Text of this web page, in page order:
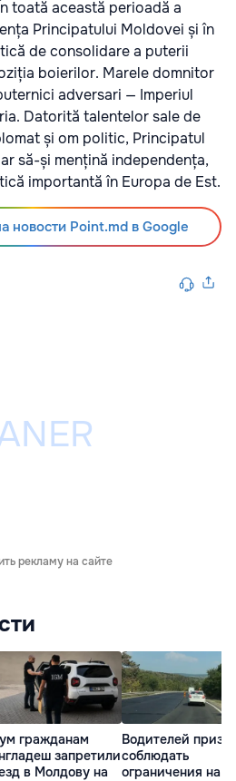
toată această perioadă a
Principatului Moldovei și în
de consolidare a puterii
boierilor. Marele domnitor
adversari — Imperiul
Datorită talentelor sale de
și om politic, Principatul
să-și mențină independența,
importantă în Europa de Est.
новости Point.md в Google
рекламу на сайте
гражданам
запретили
в Молдову на
Водителей
соблюдать
ограничения на